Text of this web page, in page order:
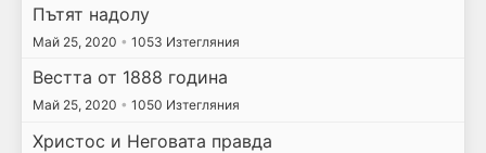
Пътят надолу
Май 25, 2020 • 1053 Изтегляния
Вестта от 1888 година
Май 25, 2020 • 1050 Изтегляния
Христос и Неговата правда